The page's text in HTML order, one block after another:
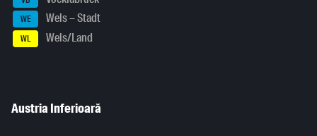
WE Wels – Stadt
WL Wels/Land
Austria Inferioară